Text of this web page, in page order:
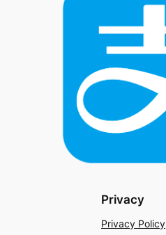
Privacy
Privacy Policy